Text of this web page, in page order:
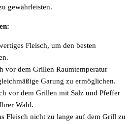
gewährleisten.
Fleisch, um den besten
vor dem Grillen Raumtemperatur
Garung zu ermöglichen.
vor dem Grillen mit Salz und Pfeffer
Wahl.
Fleisch nicht zu lange auf dem Grill zu